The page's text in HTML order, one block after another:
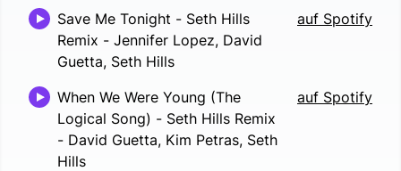
Save Me Tonight - Seth Hills
Remix - Jennifer Lopez, David
Guetta, Seth Hills
auf Spotify
When We Were Young (The
Logical Song) - Seth Hills Remix
- David Guetta, Kim Petras, Seth
Hills
auf Spotify